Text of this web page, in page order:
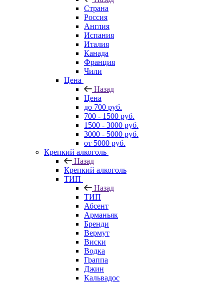
Страна
Россия
Англия
Испания
Италия
Канада
Франция
Чили
Цена
Назад
Цена
до 700 руб.
700 - 1500 руб.
1500 - 3000 руб.
3000 - 5000 руб.
от 5000 руб.
Крепкий алкоголь
Назад
Крепкий алкоголь
ТИП
Назад
ТИП
Абсент
Арманьяк
Бренди
Вермут
Виски
Водка
Граппа
Джин
Кальвадос